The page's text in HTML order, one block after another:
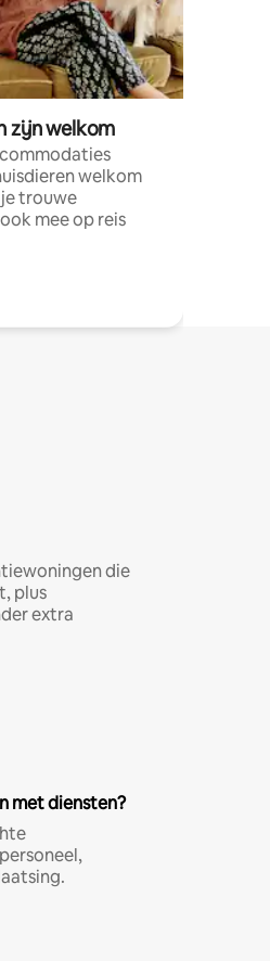
zijn welkom
welkom
trouwe
mee op reis
die
plus
extra
met diensten?